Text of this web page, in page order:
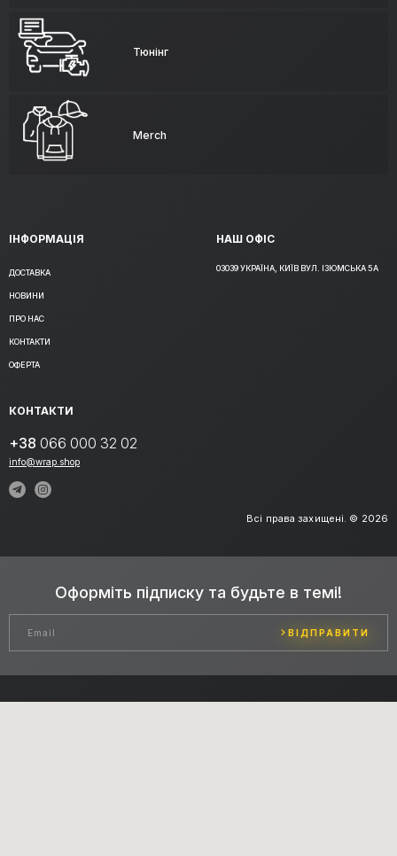
Тюнінг
Merch
ІНФОРМАЦІЯ
ДОСТАВКА
НОВИНИ
ПРО НАС
КОНТАКТИ
ОФЕРТА
НАШ ОФІС
03039 УКРАЇНА, КИЇВ ВУЛ. ІЗЮМСЬКА 5А
КОНТАКТИ
+38 066 000 32 02
info@wrap.shop
Всі права захищені. © 2026
Оформіть підписку та будьте в темі!
ВІДПРАВИТИ